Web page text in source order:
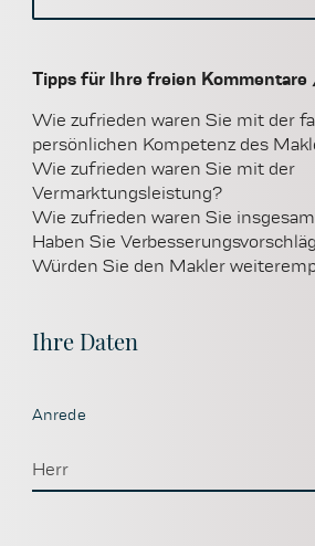
Tipps für Ihre freien
Wie zufrieden waren Sie mit der
persönlichen Kompetenz des
Wie zufrieden waren Sie mit der
Vermarktungsleistung?
Wie zufrieden waren Sie
Haben Sie
Würden Sie den Makler
Ihre Daten
Anrede
Herr